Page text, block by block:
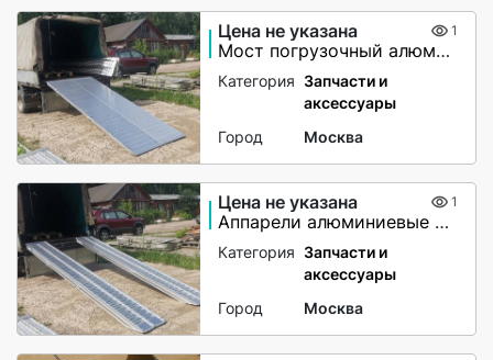
Цена не указана 1
Мост погрузочный алюминиевый
Категория Запчасти и
аксессуары
Город
Москва
Цена не указана 1
Аппарели алюминиевые 6000 кг
Категория Запчасти и
аксессуары
Город
Москва